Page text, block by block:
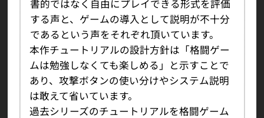
書的ではなく自由にプレイできる形式を評価
する声と、ゲームの導入として説明が不十分
であるという声をそれぞれ頂いています。
本作チュートリアルの設計方針は「格闘ゲー
ムは勉強しなくても楽しめる」と示すことで
あり、攻撃ボタンの使い分けやシステム説明
は敢えて省いています。
過去シリーズのチュートリアルを格闘ゲーム